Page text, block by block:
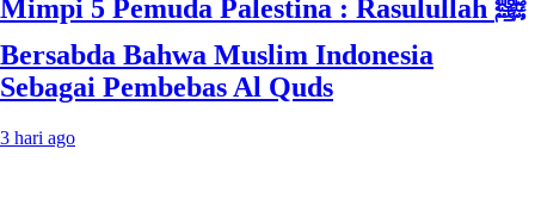
Mimpi 5 Pemuda Palestina : Rasulullah ﷺ
Bersabda Bahwa Muslim Indonesia
Sebagai Pembebas Al Quds
3 hari ago